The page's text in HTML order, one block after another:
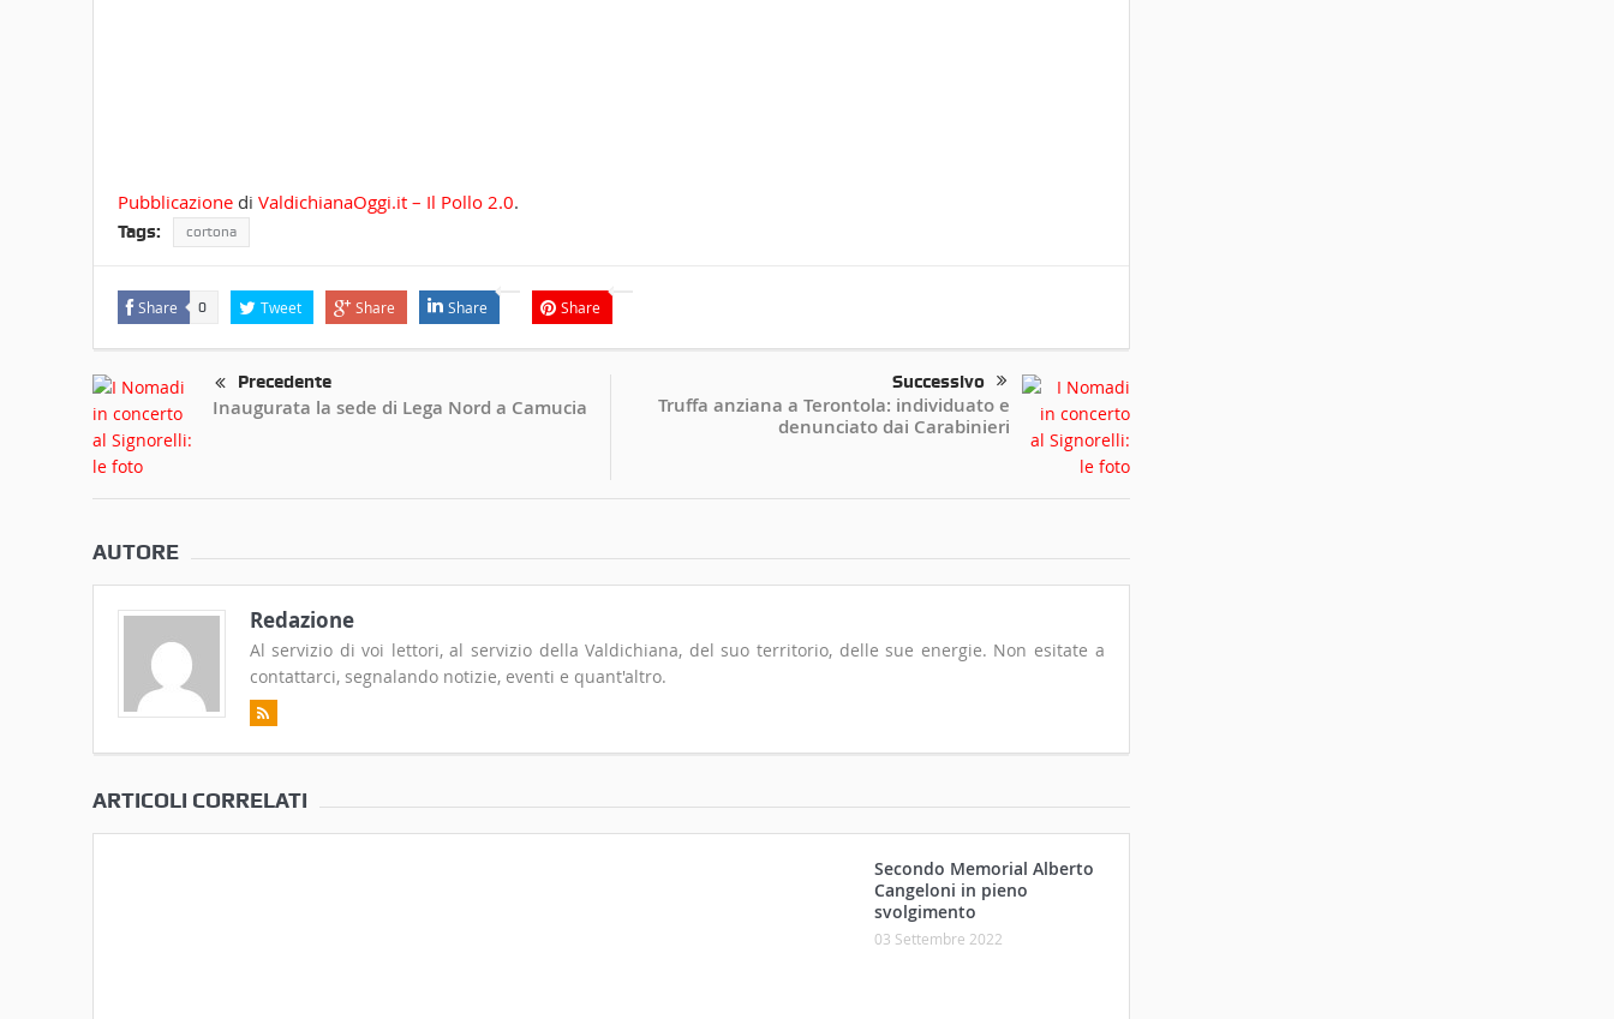
Pubblicazionedi ValdichianaOggi.it – Il Pollo 2.0.
Tags: cortona
Share 0 Tweet Share Share Share
Precedente
Inaugurata la sede di Lega Nord a Camucia
Successivo
Truffa anziana a Terontola: individuato e
denunciato dai Carabinieri
AUTORE
Redazione
Al servizio di voi lettori, al servizio della Valdichiana, del suo territorio, delle sue energie. Non esitate a
contattarci, segnalando notizie, eventi e quant'altro.
ARTICOLI CORRELATI
Secondo Memorial Alberto
Cangeloni in pieno
svolgimento
03 Settembre 2022